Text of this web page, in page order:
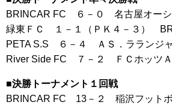
BRINCAR FC ６－０ 名古屋オーシ
緑東ＦＣ １－１（ＰＫ４－３）
PETA S.S ６－４ ＡＳ．ラランジ
River Side FC ７－２ ＦＣホッツＡ
■決勝トーナメント１回戦
BRINCAR FC 13－２ 稲沢フット